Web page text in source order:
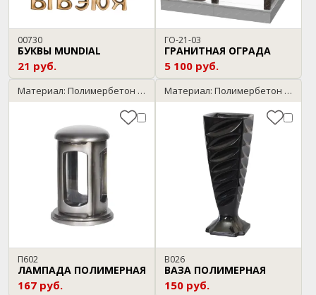
00730
БУКВЫ MUNDIAL
21 руб.
ГО-21-03
ГРАНИТНАЯ ОГРАДА
5 100 руб.
Материал: Полимербетон / серебро
П602
ЛАМПАДА ПОЛИМЕРНАЯ
167 руб.
Материал: Полимербетон / черный
В026
ВАЗА ПОЛИМЕРНАЯ
150 руб.